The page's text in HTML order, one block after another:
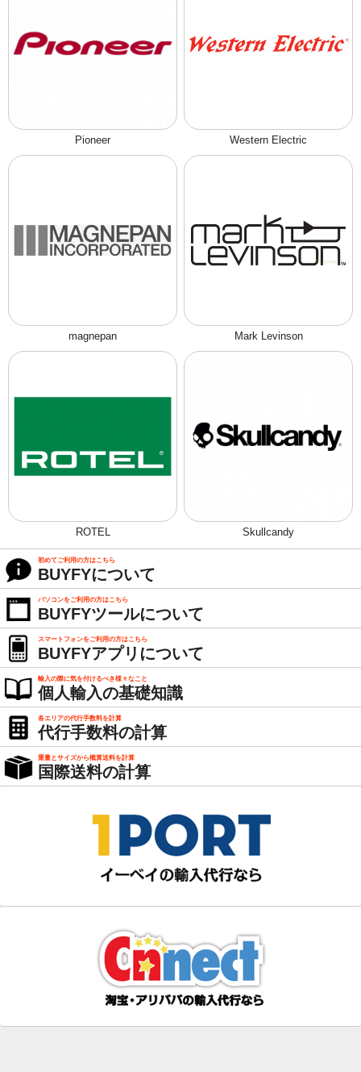
Pioneer Western Electric
magnepan Mark Levinson
ROTEL Skullcandy
初めてご利用の方はこちら
BUYFYについて
パソコンをご利用の方はこちら
BUYFYツールについて
スマートフォンをご利用の方はこちら
BUYFYアプリについて
輸入の際に気を付けるべき様々なこと
個人輸入の基礎知識
各エリアの代行手数料を計算
代行手数料の計算
重量とサイズから概算送料を計算
国際送料の計算